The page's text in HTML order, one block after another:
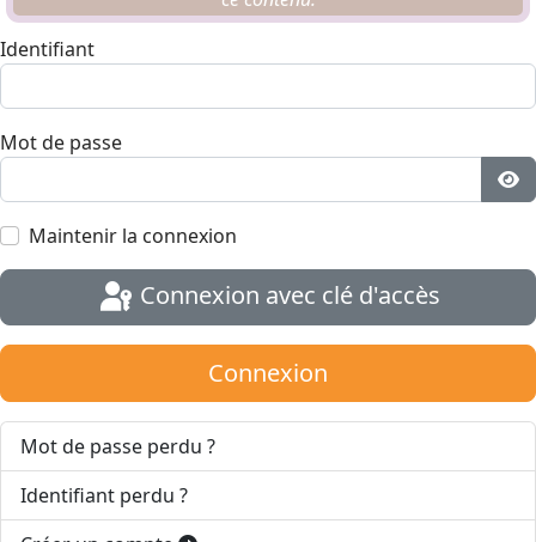
Identifiant
Mot de passe
Maintenir la connexion
Connexion avec clé d'accès
Connexion
Mot de passe perdu ?
Identifiant perdu ?